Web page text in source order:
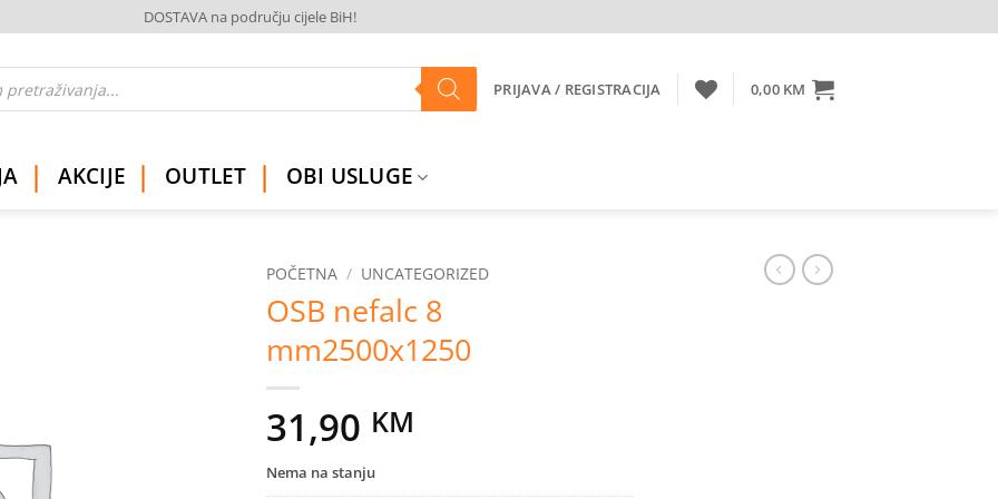
DOSTAVA na području cijele BiH!
PRIJAVA / REGISTRACIJA 0,00 KM
AKCIJE OUTLET OBI USLUGE
POČETNA / UNCATEGORIZED
OSB nefalc 8
mm2500x1250
31,90 KM
Nema na stanju